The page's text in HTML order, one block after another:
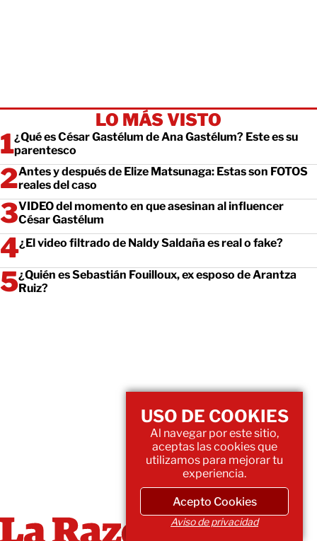
LO MÁS VISTO
¿Qué es César Gastélum de Ana Gastélum? Este es su
parentesco
Antes y después de Elize Matsunaga: Estas son FOTOS
reales del caso
VIDEO del momento en que asesinan al influencer
César Gastélum
¿El video filtrado de Naldy Saldaña es real o fake?
¿Quién es Sebastián Fouilloux, ex esposo de Arantza
Ruiz?
USO DE COOKIES
Al navegar por este sitio,
aceptas las cookies que
utilizamos para mejorar tu
experiencia.
Acepto Cookies
Aviso de privacidad